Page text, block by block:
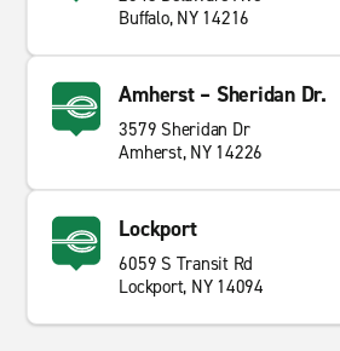
Buffalo, NY 14216
Amherst – Sheridan Dr.
3579 Sheridan Dr
Amherst, NY 14226
Lockport
6059 S Transit Rd
Lockport, NY 14094